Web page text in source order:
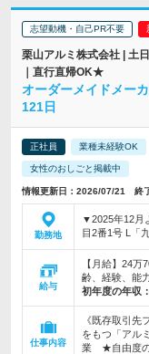
志望動機・自己PR不要
栗山アルミ株式会社 | 土
｜直行直帰OK★
オーダーメイドメー
121日
正社員 業種未経験OK
女性のおしごと掲載中
情報更新日：2026/07/21 終
勤務地
▼2025年12月
目2番1号 L「
給与
【月給】24
齢、経験、能
初年度の年収：
仕事内容
《既存取引先
をもつ「アル
業 ★自由度の